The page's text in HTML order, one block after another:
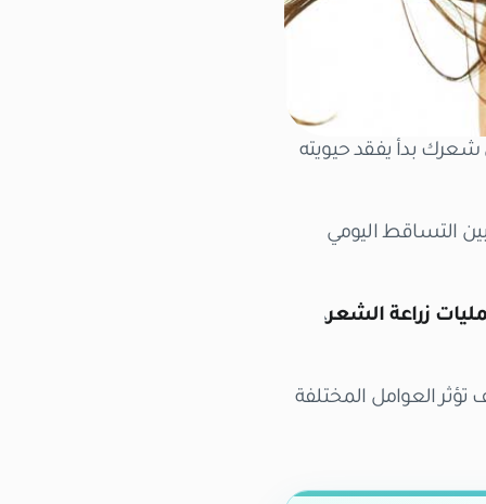
بدأ يفقد حيويته
التساقط اليومي
زراعة الشعر،
تؤثر العوامل المختلفة